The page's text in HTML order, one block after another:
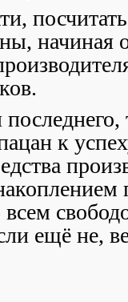
начиная
к
ещё не,